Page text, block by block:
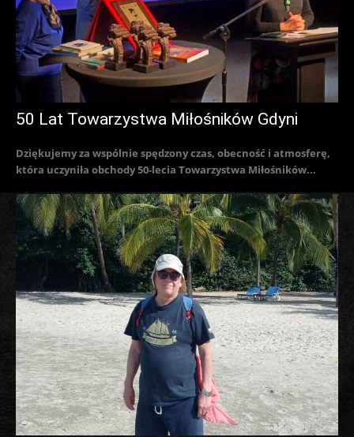
50 Lat Towarzystwa Miłośników Gdyni
Dziękujemy za wspólnie spędzony czas, obecność i atmosferę,
która uczyniła obchody 50-lecia Towarzystwa Miłośników...